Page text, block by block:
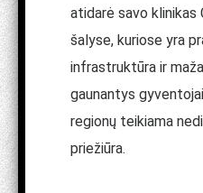
atidarė savo klinikas
šalyse, kuriose yra
infrastruktūra ir
gaunantys
regionų teikiama
priežiūra.